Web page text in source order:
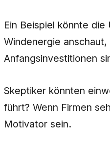
Ein Beispiel könnte
Windenergie
Anfangsinvestitionen
Skeptiker könnten
führt? Wenn Firmen
Motivator sein.